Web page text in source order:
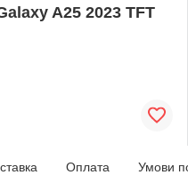
A25 2023 TFT
Оплата Умови